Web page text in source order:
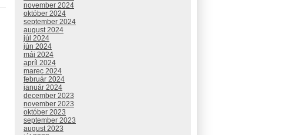
november 2024
október 2024
september 2024
august 2024
júl 2024
jún 2024
máj 2024
apríl 2024
marec 2024
február 2024
január 2024
december 2023
november 2023
október 2023
september 2023
august 2023